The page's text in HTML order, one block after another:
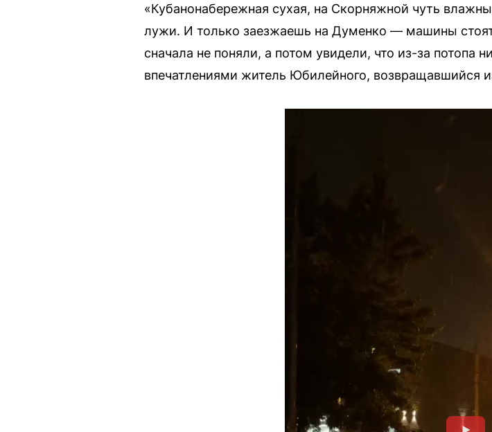
«Кубанонабережная сухая, на Скорняжной чуть
лужи. И только заезжаешь на Думенко — машины
сначала не поняли, а потом увидели, что из-за потопа
впечатлениями житель Юбилейного, возвращавшийся